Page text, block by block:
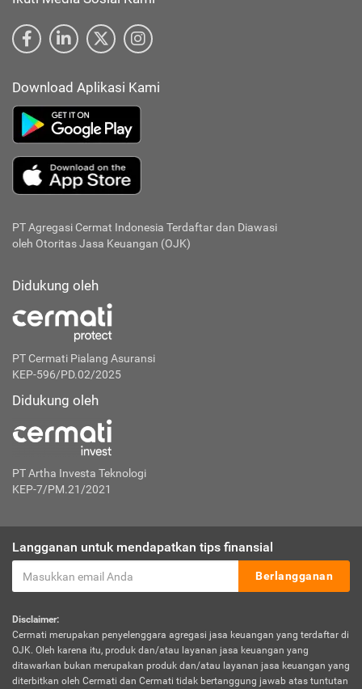
Download Aplikasi Kami
PT Agregasi Cermat Indonesia Terdaftar dan Diawasi
oleh Otoritas Jasa Keuangan (OJK)
Didukung oleh
PT Cermati Pialang Asuransi
KEP-596/PD.02/2025
Didukung oleh
PT Artha Investa Teknologi
KEP-7/PM.21/2021
Langganan untuk mendapatkan tips finansial
Berlangganan
Disclaimer:
Cermati merupakan penyelenggara agregasi jasa keuangan yang terdaftar di
OJK. Oleh karena itu, produk dan/atau layanan jasa keuangan yang
ditawarkan bukan merupakan produk dan/atau layanan jasa keuangan yang
diterbitkan oleh Cermati dan Cermati tidak bertanggung jawab atas tuntutan